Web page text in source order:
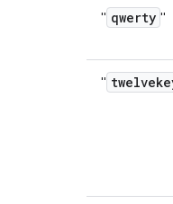
" qwerty "
"